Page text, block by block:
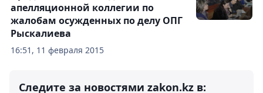
16:51, 11 февраля 2015
апелляционной коллегии по
жалобам осужденных по делу ОПГ
Рыскалиева
Следите за новостями zakon.kz в: